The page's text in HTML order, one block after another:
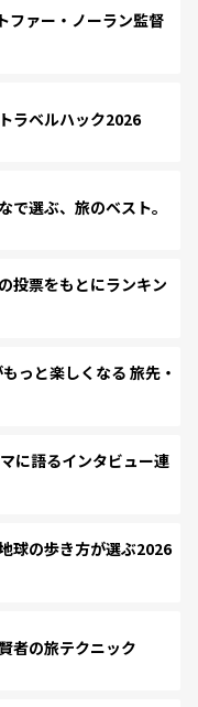
ァー・ノーラン監督
ラベルハック2026
選ぶ、旅のベスト。
投票をもとにランキン
っと楽しくなる 旅先・
に語るインタビュー連
球の歩き方が選ぶ2026
者の旅テクニック